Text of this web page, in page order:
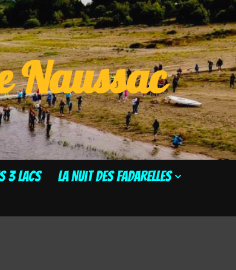
Naussac
3 LACS
La Nuit des Fadarelles